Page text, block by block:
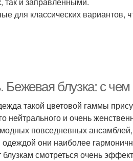
для классических вариантов,
блузка: с чем
такой цветовой гаммы
нейтрального и очень
повседневных
одеждой они наиболее
смотреться очень